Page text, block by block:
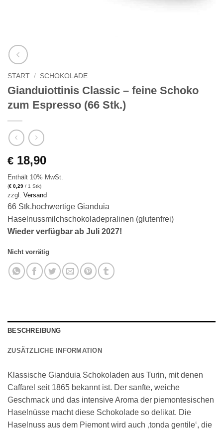
START / SCHOKOLADE
Gianduiottinis Classic – feine Schoko
zum Espresso (66 Stk.)
€ 18,90
Enthält 10% MwSt.
(€ 0,29 / 1 Stk)
zzgl. Versand
66 Stk.hochwertige Gianduia
Haselnussmilchschokoladepralinen (glutenfrei)
Wieder verfügbar ab Juli 2027!
Nicht vorrätig
BESCHREIBUNG
ZUSÄTZLICHE INFORMATION
Klassische Gianduia Schokoladen aus Turin, mit denen
Caffarel seit 1865 bekannt ist. Der sanfte, weiche
Geschmack und das intensive Aroma der piemontesischen
Haselnüsse macht diese Schokolade so delikat. Die
Haselnuss aus dem Piemont wird auch ‚tonda gentile‘, die